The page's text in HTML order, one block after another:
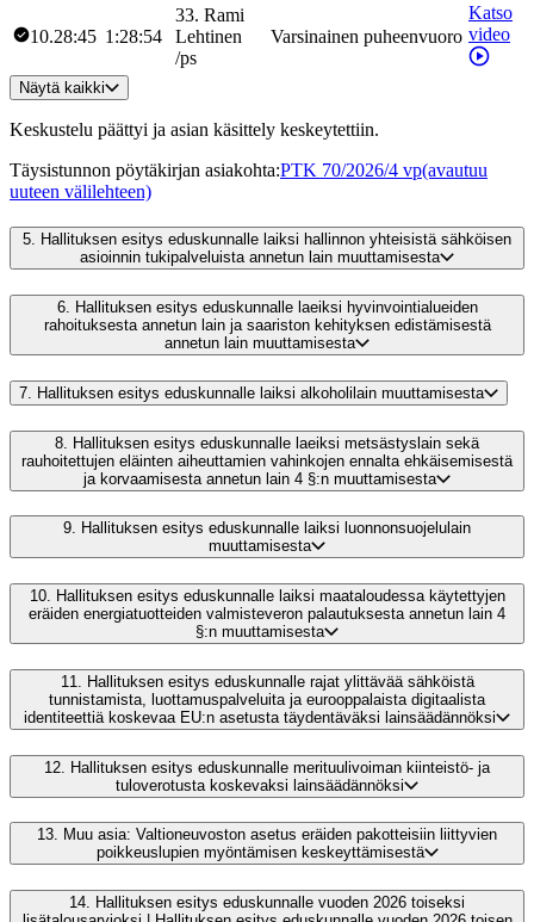
10.28:45 1:28:54
33. Rami
Lehtinen
/ps
Varsinainen puheenvuoro
Katso
video
Näytä kaikki
Keskustelu päättyi ja asian käsittely keskeytettiin.
Täysistunnon pöytäkirjan asiakohta:PTK 70/2026/4 vp(avautuu
uuteen välilehteen)
5. Hallituksen esitys eduskunnalle laiksi hallinnon yhteisistä sähköisen
asioinnin tukipalveluista annetun lain muuttamisesta
6. Hallituksen esitys eduskunnalle laeiksi hyvinvointialueiden
rahoituksesta annetun lain ja saariston kehityksen edistämisestä
annetun lain muuttamisesta
7. Hallituksen esitys eduskunnalle laiksi alkoholilain muuttamisesta
8. Hallituksen esitys eduskunnalle laeiksi metsästyslain sekä
rauhoitettujen eläinten aiheuttamien vahinkojen ennalta ehkäisemisestä
ja korvaamisesta annetun lain 4 §:n muuttamisesta
9. Hallituksen esitys eduskunnalle laiksi luonnonsuojelulain
muuttamisesta
10. Hallituksen esitys eduskunnalle laiksi maataloudessa käytettyjen
eräiden energiatuotteiden valmisteveron palautuksesta annetun lain 4
§:n muuttamisesta
11.
Hallituksen esitys eduskunnalle rajat ylittävää sähköistä
tunnistamista, luottamuspalveluita ja eurooppalaista digitaalista
identiteettiä koskevaa EU:n asetusta täydentäväksi lainsäädännöksi
12. Hallituksen esitys eduskunnalle merituulivoiman kiinteistö- ja
tuloverotusta koskevaksi lainsäädännöksi
13. Muu asia: Valtioneuvoston asetus eräiden pakotteisiin liittyvien
poikkeuslupien myöntämisen keskeyttämisestä
14.
Hallituksen esitys eduskunnalle vuoden 2026 toiseksi